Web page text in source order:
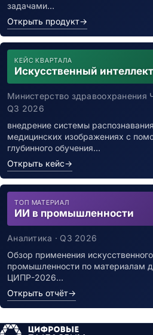
задачами…
Открыть продукт→
КЕЙС КВАРТАЛА
Искусственный
Министерство здравоохранения
Q3 2026
внедрение системы
медицинских изображениях с
глубинного обучения…
Открыть кейс→
ТОП МАТЕРИАЛ
ИИ в промышленности
Аналитика · Q3 2026
Обзор применения
промышленности по материалам
ЦИПР-2026…
Открыть отчёт→